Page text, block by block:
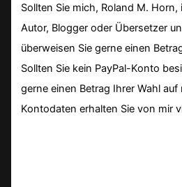
Sollten Sie mich, Roland M. Horn,
Autor, Blogger oder Übersetzer
überweisen Sie gerne einen
Sollten Sie kein PayPal-Konto
gerne einen Betrag Ihrer Wahl
Kontodaten erhalten Sie von mir